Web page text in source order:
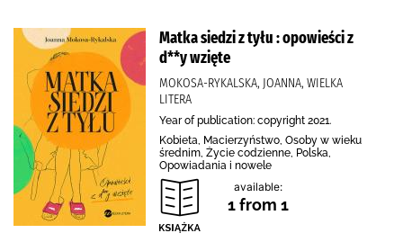
Matka siedzi z tyłu : opowieści z
d**y wzięte
MOKOSA-RYKALSKA, JOANNA, WIELKA
LITERA
Year of publication: copyright 2021.
Kobieta, Macierzyństwo, Osoby w wieku
średnim, Życie codzienne, Polska,
Opowiadania i nowele
available:
1 from 1